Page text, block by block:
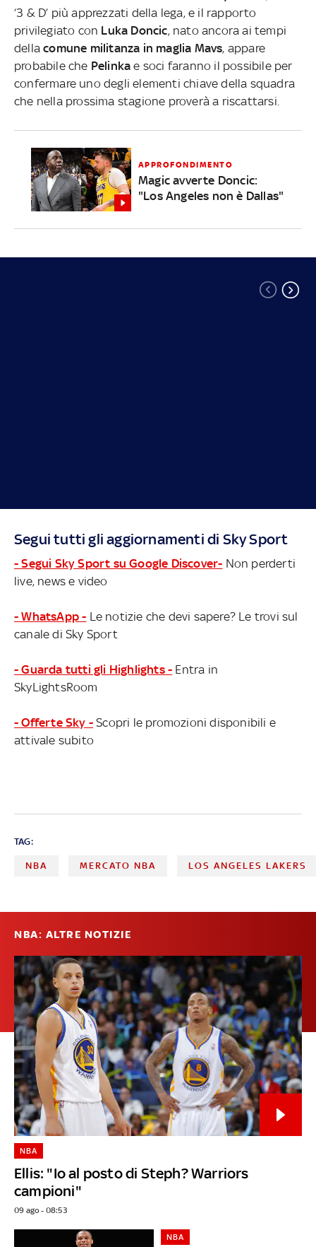
‘3 & D’ più apprezzati della lega, e il rapporto
privilegiato con Luka Doncic, nato ancora ai tempi
dellacomune militanza in maglia Mavs, appare
probabile che Pelinka e soci faranno il possibile per
confermare uno degli elementi chiave della squadra
che nella prossima stagione proverà a riscattarsi.
APPROFONDIMENTO
Magic avverte Doncic:
"Los Angeles non è Dallas"
Segui tutti gli aggiornamenti di Sky Sport
- Segui Sky Sport su Google Discover- Non perderti
live, news e video
- WhatsApp - Le notizie che devi sapere? Le trovi sul
canale di Sky Sport
- Guarda tutti gli Highlights - Entra in
SkyLightsRoom
- Offerte Sky - Scopri le promozioni disponibili e
attivale subito
TAG:
NBA MERCATO NBA LOS ANGELES LAKERS
NBA: ALTRE NOTIZIE
Ellis: "Io al posto di Steph? Warriors
campioni"
NBA
09 ago - 08:53
NBA